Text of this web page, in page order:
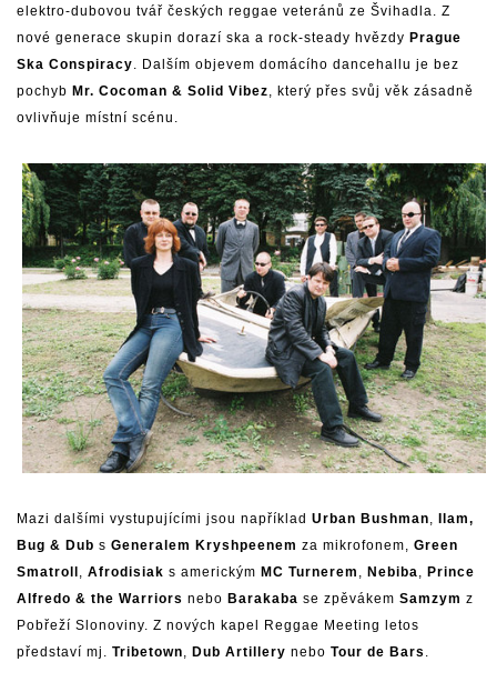
elektro-dubovou tvář českých reggae veteránů ze Švihadla. Z
nové generace skupin dorazí ska a rock-steady hvězdy Prague
Ska Conspiracy. Dalším objevem domácího dancehallu je bez
pochyb Mr. Cocoman & Solid Vibez, který přes svůj věk zásadně
ovlivňuje místní scénu.
Mazi dalšími vystupujícími jsou například Urban Bushman
Ilam,
Bug & Dub s Generalem Kryshpeenem za mikrofonem, Green
Smatroll
Afrodisiak s americkým MC Turnerem Nebiba
Prince
Alfredo & the Warriors nebo Barakaba se zpěvákem Samzym z
Pobřeží Slonoviny. Z nových kapel Reggae Meeting letos
představí mj. Tribetown Dub Artillery nebo Tour de Bars